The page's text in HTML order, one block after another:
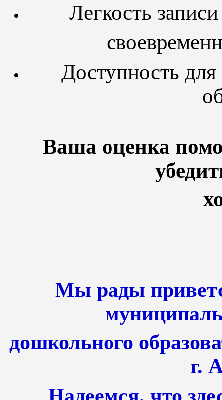
Легкость
Доступность для
Ваша оценка
Мы рады
дошкольного
г.